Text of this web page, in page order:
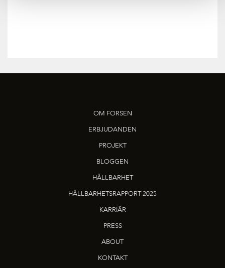
OM FORSEN
ERBJUDANDEN
PROJEKT
BLOGGEN
HÅLLBARHET
HÅLLBARHETSRAPPORT 2025
KARRIÄR
PRESS
ABOUT
KONTAKT